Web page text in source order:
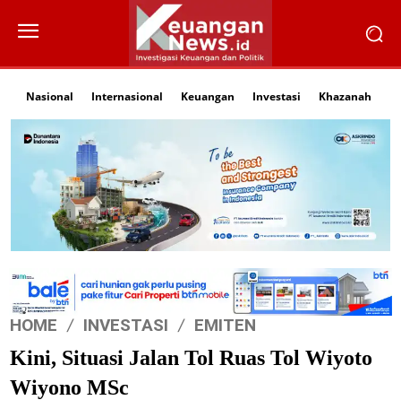
Nasional Internasional Keuangan Investasi Khazanah
HOME INVESTASI EMITEN
Kini, Situasi Jalan Tol Ruas Tol Wiyoto
Wiyono MSc